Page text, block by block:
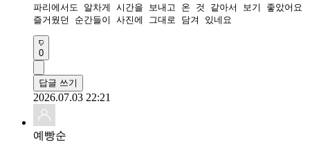
파리에서도 알차게 시간을 보내고 온 것 같아서 보기 좋았어요
즐거웠던 순간들이 사진에 그대로 담겨 있네요
0
답글 쓰기
2026.07.03 22:21
예빵순